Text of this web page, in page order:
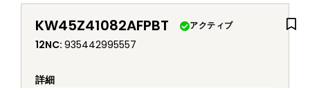
KW45Z41082AFPBT アクティブ
12NC: 935442995557
詳細